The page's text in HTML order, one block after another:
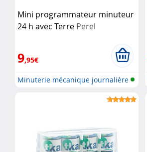
Mini programmateur minuteur
24 h avec Terre Perel
9,95€
Minuterie mécanique journalière